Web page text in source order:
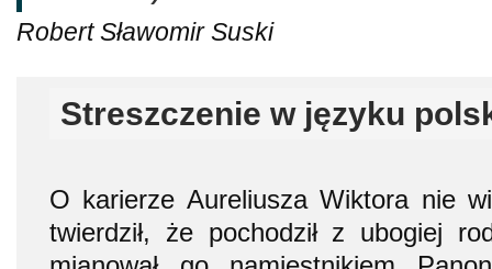
Robert Sławomir Suski
Streszczenie w języku
O karierze Aureliusza Wiktora nie
twierdził, że pochodził z ubogiej